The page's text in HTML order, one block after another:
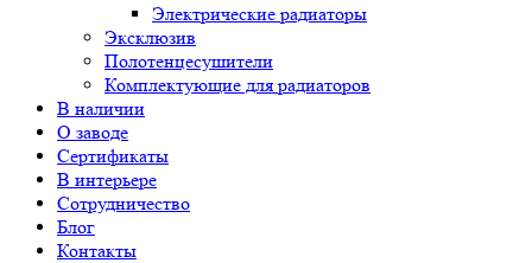
Электрические радиаторы
Эксклюзив
Полотенцесушители
Комплектующие для радиаторов
В наличии
О заводе
Сертификаты
В интерьере
Сотрудничество
Блог
Контакты